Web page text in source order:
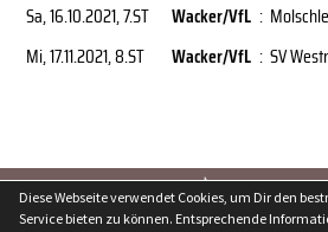
Sa, 16.10.2021, 7.ST Wacker/VfL :
Mi, 17.11.2021, 8.ST Wacker/VfL : SV
soccero.de
Diese Webseite verwendet Cookies, um Dir den
Service bieten zu können. Entsprechende